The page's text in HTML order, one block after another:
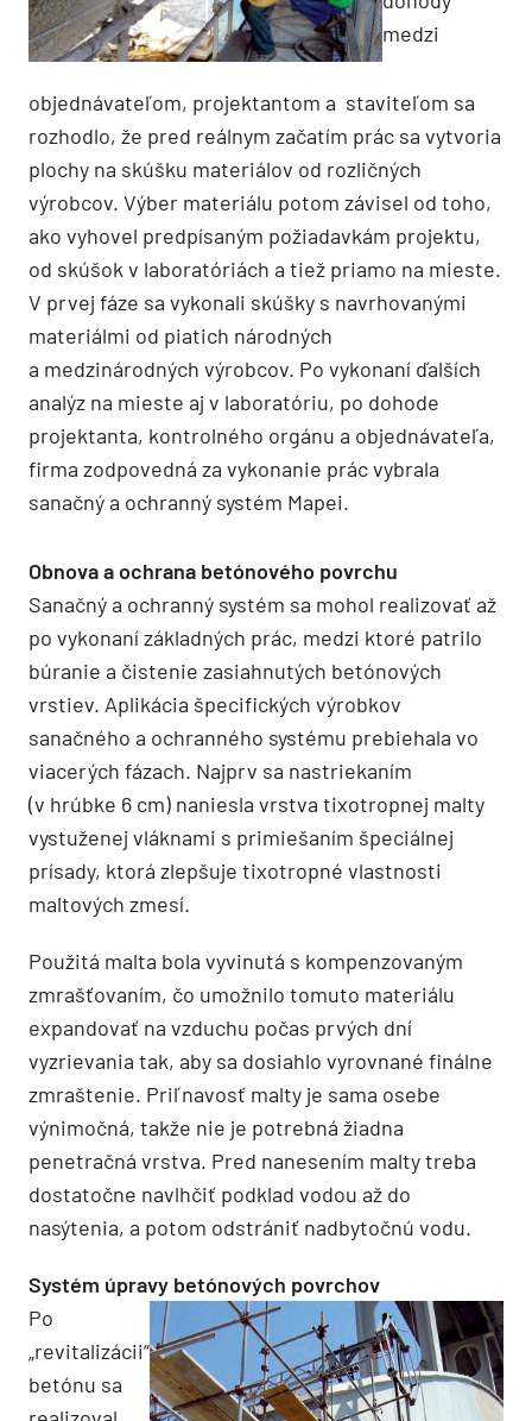
medzi
objednávateľom, projektantom a staviteľom sa
rozhodlo, že pred reálnym začatím prác sa vytvoria
plochy na skúšku materiálov od rozličných
výrobcov. Výber materiálu potom závisel od toho,
ako vyhovel predpísaným požiadavkám projektu,
od skúšok v laboratóriách a tiež priamo na mieste.
V prvej fáze sa vykonali skúšky s navrhovanými
materiálmi od piatich národných
a medzinárodných výrobcov. Po vykonaní ďalších
analýz na mieste aj v laboratóriu, po dohode
projektanta, kontrolného orgánu a objednávateľa,
firma zodpovedná za vykonanie prác vybrala
sanačný a ochranný systém Mapei.
Obnova a ochrana betónového povrchu
Sanačný a ochranný systém sa mohol realizovať až
po vykonaní základných prác, medzi ktoré patrilo
búranie a čistenie zasiahnutých betónových
vrstiev. Aplikácia špecifických výrobkov
sanačného a ochranného systému prebiehala vo
viacerých fázach. Najprv sa nastriekaním
(v hrúbke 6 cm) naniesla vrstva tixotropnej malty
vystuženej vláknami s primiešaním špeciálnej
prísady, ktorá zlepšuje tixotropné vlastnosti
maltových zmesí.
Použitá malta bola vyvinutá s kompenzovaným
zmrašťovaním, čo umožnilo tomuto materiálu
expandovať na vzduchu počas prvých dní
vyzrievania tak, aby sa dosiahlo vyrovnané finálne
zmraštenie. Priľnavosť malty je sama osebe
výnimočná, takže nie je potrebná žiadna
penetračná vrstva. Pred nanesením malty treba
dostatočne navlhčiť podklad vodou až do
nasýtenia, a potom odstrániť nadbytočnú vodu.
Systém úpravy betónových povrchov
Po
„revitalizácii“
betónu sa